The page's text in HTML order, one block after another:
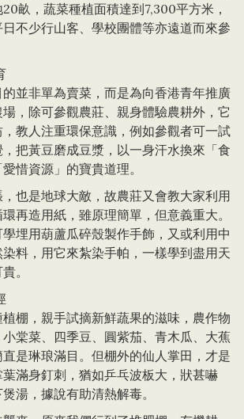
畝，蔬菜種植面積達到7,300平方米，
不少行山客、學校團體等亦遠道而來參
並非單為賣菜，而是為向香港青年推廣
，除可參觀農莊、親身體驗農耕外，它
教人注重環保意識，例如參觀者可一試
把黃豆磨成豆漿，以一身汗水換來「食
惜資源」的寶貴道理。
也是地球大敵，故農莊又會教大家利用
再造用紙，雖原理簡單，但意義重大。
埋用葫蘆瓜碎殼製作手飾，又或利用中
料，用它來紮染手帕，一樣學到盡用天
。
棚，親手試摘新鮮蔬果的滋味，農作物
棠菜、四季豆、圓紫茄、青木瓜、大蕉
是琳琅滿目。但棚外的仙人掌田，才是
滿身釘刺，猶如乒乓波板大，狀甚嚇
湯，據說有助清熱解毒。